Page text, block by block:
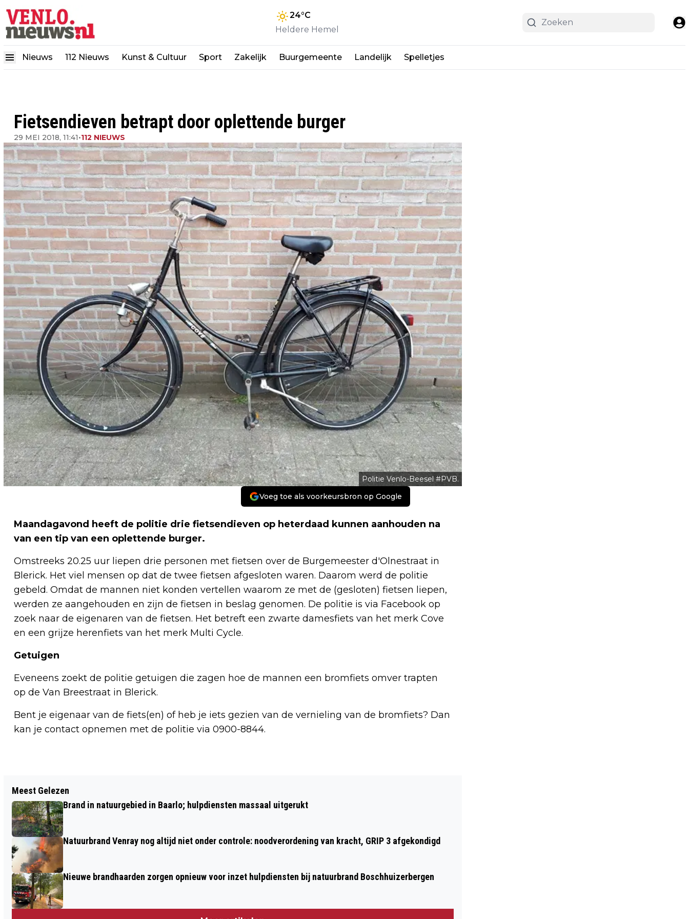
24°C
Heldere Hemel
Nieuws 112 Nieuws Kunst & Cultuur Sport Zakelijk Buurgemeente Landelijk Spelletjes
Fietsendieven betrapt door oplettende burger
29 MEI 2018, 11:41•112 NIEUWS
Politie Venlo-Beesel #PVB.
Voeg toe als voorkeursbron op Google
Maandagavond heeft de politie drie fietsendieven op heterdaad kunnen aanhouden na
van een tip van een oplettende burger.
Omstreeks 20.25 uur liepen drie personen met fietsen over de Burgemeester d'Olnestraat in
Blerick. Het viel mensen op dat de twee fietsen afgesloten waren. Daarom werd de politie
gebeld. Omdat de mannen niet konden vertellen waarom ze met de (gesloten) fietsen liepen,
werden ze aangehouden en zijn de fietsen in beslag genomen. De politie is via Facebook op
zoek naar de eigenaren van de fietsen. Het betreft een zwarte damesfiets van het merk Cove
en een grijze herenfiets van het merk Multi Cycle.
Getuigen
Eveneens zoekt de politie getuigen die zagen hoe de mannen een bromfiets omver trapten
op de Van Breestraat in Blerick.
Bent je eigenaar van de fiets(en) of heb je iets gezien van de vernieling van de bromfiets? Dan
kan je contact opnemen met de politie via 0900-8844.
BLERICKSE FENNA IN FINALE VAN
‘LEUKSTE BABY VAN 2017’
DIEREN EN KINDEREN ACHTER IN EEN
Meest Gelezen
Brand in natuurgebied in Baarlo; hulpdiensten massaal uitgerukt
Natuurbrand Venray nog altijd niet onder controle: noodverordening van kracht, GRIP 3 afgekondigd
Nieuwe brandhaarden zorgen opnieuw voor inzet hulpdiensten bij natuurbrand Boschhuizerbergen